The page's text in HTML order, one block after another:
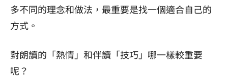
多不同的理念和做法，最重要是找一個適合自己的
方式。
對朗讀的「熱情」和伴讀「技巧」哪一樣較重要
呢？